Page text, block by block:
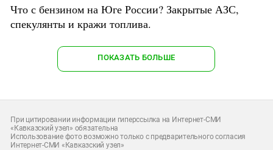
Что с бензином на Юге России? Закрытые АЗС,
спекулянты и кражи топлива.
ПОКАЗАТЬ БОЛЬШЕ
При цитировании информации гиперссылка на Интернет-СМИ
«Кавказский узел» обязательна
Использование фото возможно только с предварительного согласия
Интернет-СМИ «Кавказский узел»